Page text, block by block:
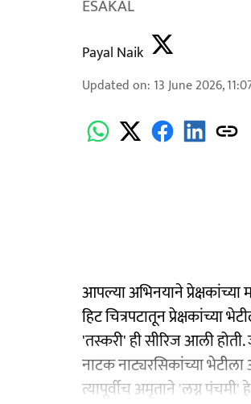
ESAKAL
Payal Naik
Updated on: 13 June 2026,
आपल्या अभिनयाने प्रेक्षकांच्या
हिट चित्रपटातून
'तस्करी' ही सीरिज आली
नाटक नाट्यरसिकांच्या
त्यापूर्वीच अमृताने 'लग्न